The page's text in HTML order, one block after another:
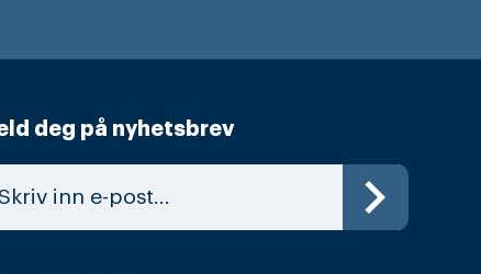
deg på nyhetsbrev